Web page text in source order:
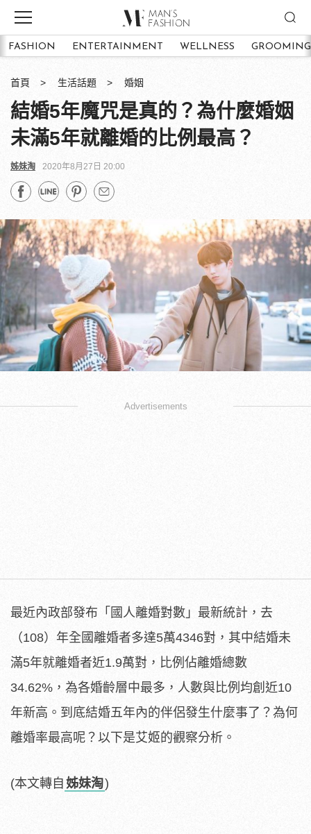
FASHION ENTERTAINMENT WELLNESS GROOMING
首頁 生活話題 婚姻
結婚5年魔咒是真的？為什麼婚姻
未滿5年就離婚的比例最高？
姊妹淘 2020年8月27日 20:00
Advertisements
最近內政部發布「國人離婚對數」最新統計，去
（108）年全國離婚者多達5萬4346對，其中結婚未
滿5年就離婚者近1.9萬對，比例佔離婚總數
34.62%，為各婚齡層中最多，人數與比例均創近10
年新高。到底結婚五年內的伴侶發生什麼事了？為何
離婚率最高呢？以下是艾姬的觀察分析。
(本文轉自 姊妹淘)